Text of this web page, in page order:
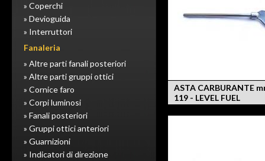
» Coperchi
» Devioguida
» Interruttori
Fanaleria
» Altre parti fanali posteriori
» Altre parti gruppi ottici
» Cornice faro
» Corpi luminosi
» Fanali posteriori
» Gruppi ottici anteriori
» Guarnizioni
» Indicatori di direzione
ASTA CARBURANTE
119 - LEVEL FUEL